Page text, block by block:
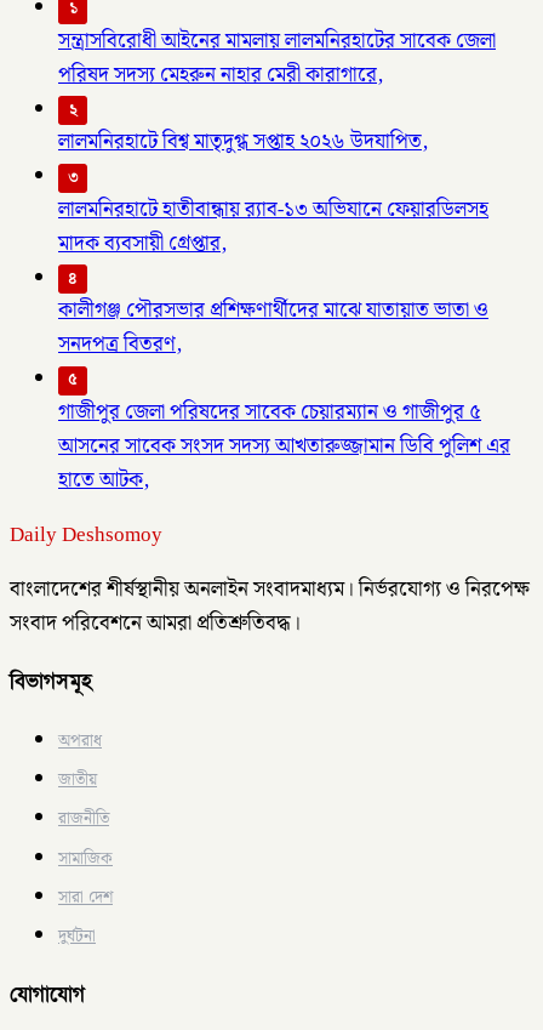
১
সন্ত্রাসবিরোধী আইনের মামলায় লালমনিরহাটের সাবেক জেলা
পরিষদ সদস্য মেহরুন নাহার মেরী কারাগারে,
২
লালমনিরহাটে বিশ্ব মাতৃদুগ্ধ সপ্তাহ ২০২৬ উদযাপিত,
৩
লালমনিরহাটে হাতীবান্ধায় র‌্যাব-১৩ অভিযানে ফেয়ারডিলসহ
মাদক ব্যবসায়ী গ্রেপ্তার,
৪
কালীগঞ্জ পৌরসভার প্রশিক্ষণার্থীদের মাঝে যাতায়াত ভাতা ও
সনদপত্র বিতরণ,
৫
গাজীপুর জেলা পরিষদের সাবেক চেয়ারম্যান ও গাজীপুর ৫
আসনের সাবেক সংসদ সদস্য আখতারুজ্জামান ডিবি পুলিশ এর
হাতে আটক,
Daily Deshsomoy
বাংলাদেশের শীর্ষস্থানীয় অনলাইন সংবাদমাধ্যম। নির্ভরযোগ্য ও নিরপেক্ষ
সংবাদ পরিবেশনে আমরা প্রতিশ্রুতিবদ্ধ।
বিভাগসমূহ
অপরাধ
জাতীয়
রাজনীতি
সামাজিক
সারা দেশ
দুর্ঘটনা
যোগাযোগ